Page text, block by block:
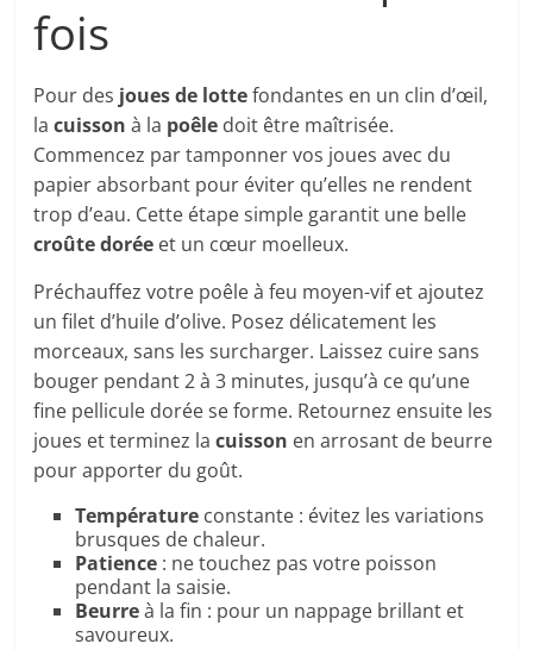
fois
Pour des joues de lottefondantes en un clin d’œil,
lacuisson à la poêle doit être maîtrisée.
Commencez par tamponner vos joues avec du
papier absorbant pour éviter qu’elles ne rendent
trop d’eau. Cette étape simple garantit une belle
croûte dorée et un cœur moelleux.
Préchauffez votre poêle à feu moyen-vif et ajoutez
un filet d’huile d’olive. Posez délicatement les
morceaux, sans les surcharger. Laissez cuire sans
bouger pendant 2 à 3 minutes, jusqu’à ce qu’une
fine pellicule dorée se forme. Retournez ensuite les
joues et terminez lacuisson en arrosant de beurre
pour apporter du goût.
Température constante : évitez les variations
brusques de chaleur.
Patience : ne touchez pas votre poisson
pendant la saisie.
Beurreà la fin : pour un nappage brillant et
savoureux.